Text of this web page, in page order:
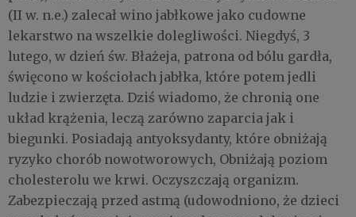
(II w. n.e.) zalecał wino jabłkowe jako cudowne
lekarstwo na wszelkie dolegliwości. Niegdyś, 3
lutego, w dzień św. Błażeja, patrona od bólu gardła,
święcono w kościołach jabłka, które potem jedli
ludzie i zwierzęta. Dziś wiadomo, że chronią one
układ krążenia, leczą zarówno zaparcia jak i
biegunki. Posiadają antyoksydanty, które obniżają
ryzyko chorób nowotworowych, Obniżają poziom
cholesterolu we krwi. Oczyszczają organizm.
Zabezpieczają przed astmą (udowodniono, że dzieci